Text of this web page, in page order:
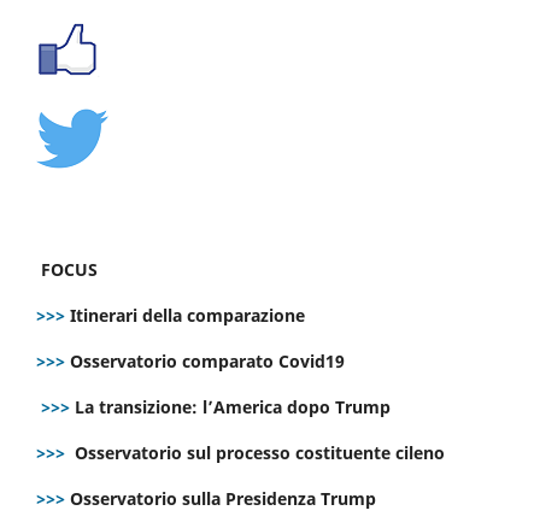
FOCUS
>>> Itinerari della comparazione
>>> Osservatorio comparato Covid19
>>> La transizione: l’America dopo Trump
>>> Osservatorio sul processo costituente cileno
>>> Osservatorio sulla Presidenza Trump